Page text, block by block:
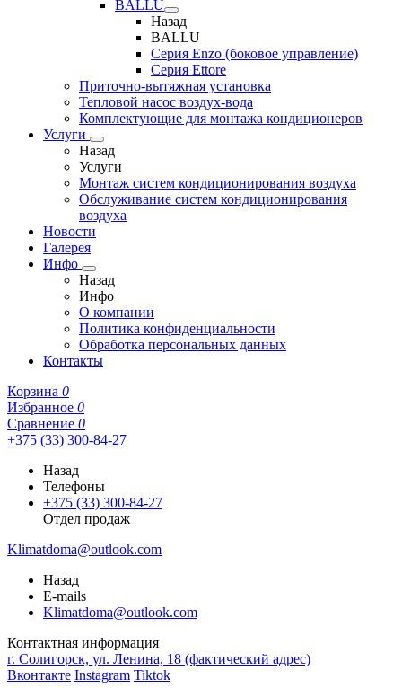
BALLU
Назад
BALLU
Серия Enzo (боковое управление)
Серия Ettore
Приточно-вытяжная установка
Тепловой насос воздух-вода
Комплектующие для монтажа кондиционеров
Услуги
Назад
Услуги
Монтаж систем кондиционирования воздуха
Обслуживание систем кондиционирования
воздуха
Новости
Галерея
Инфо
Назад
Инфо
О компании
Политика конфиденциальности
Обработка персональных данных
Контакты
Корзина 0
Избранное 0
Сравнение 0
+375 (33) 300-84-27
Назад
Телефоны
+375 (33) 300-84-27
Отдел продаж
Klimatdoma@outlook.com
Назад
E-mails
Klimatdoma@outlook.com
Контактная информация
г. Солигорск, ул. Ленина, 18 (фактический адрес)
Вконтакте Instagram Tiktok